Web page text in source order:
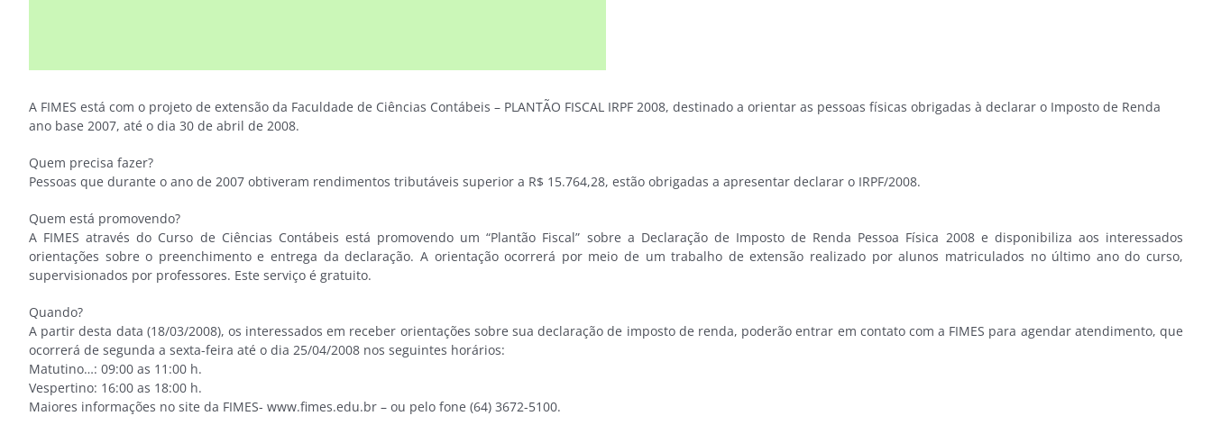
A FIMES está com o projeto de extensão da Faculdade de Ciências Contábeis – PLANTÃO FISCAL IRPF 2008, destinado a orientar as pessoas físicas obrigadas à declarar o Imposto de Renda
ano base 2007, até o dia 30 de abril de 2008.
Quem precisa fazer?
Pessoas que durante o ano de 2007 obtiveram rendimentos tributáveis superior a R$ 15.764,28, estão obrigadas a apresentar declarar o IRPF/2008.
Quem está promovendo?
A FIMES através do Curso de Ciências Contábeis está promovendo um “Plantão Fiscal” sobre a Declaração de Imposto de Renda Pessoa Física 2008 e disponibiliza aos interessados
orientações sobre o preenchimento e entrega da declaração. A orientação ocorrerá por meio de um trabalho de extensão realizado por alunos matriculados no último ano do curso,
supervisionados por professores. Este serviço é gratuito.
Quando?
A partir desta data (18/03/2008), os interessados em receber orientações sobre sua declaração de imposto de renda, poderão entrar em contato com a FIMES para agendar atendimento, que
ocorrerá de segunda a sexta-feira até o dia 25/04/2008 nos seguintes horários:
Matutino…: 09:00 as 11:00 h.
Vespertino: 16:00 as 18:00 h.
Maiores informações no site da FIMES- www.fimes.edu.br – ou pelo fone (64) 3672-5100.